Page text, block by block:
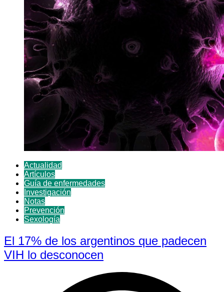
Actualidad
Artículos
Guía de enfermedades
Investigación
Notas
Prevención
Sexología
El 17% de los argentinos que padecen
VIH lo desconocen